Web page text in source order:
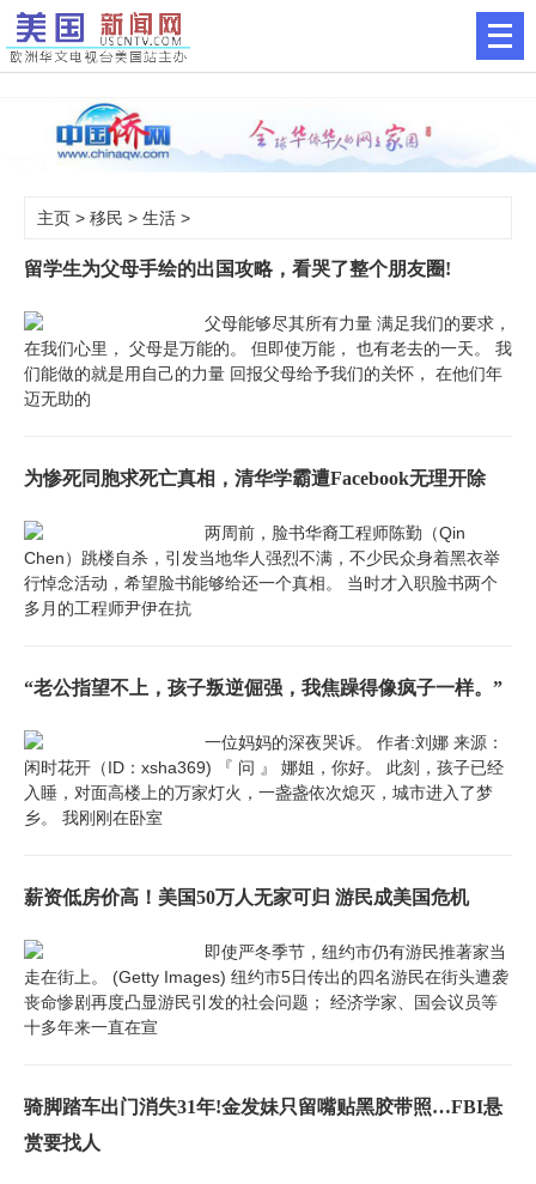
主页 > 移民 > 生活 >
留学生为父母手绘的出国攻略，看哭了整个朋友圈!
父母能够尽其所有力量 满足我们的要求，
在我们心里， 父母是万能的。 但即使万能， 也有老去的一天。 我
们能做的就是用自己的力量 回报父母给予我们的关怀， 在他们年
迈无助的
为惨死同胞求死亡真相，清华学霸遭Facebook无理开除
两周前，脸书华裔工程师陈勤（Qin
Chen）跳楼自杀，引发当地华人强烈不满，不少民众身着黑衣举
行悼念活动，希望脸书能够给还一个真相。 当时才入职脸书两个
多月的工程师尹伊在抗
“老公指望不上，孩子叛逆倔强，我焦躁得像疯子一样。”
一位妈妈的深夜哭诉。 作者:刘娜 来源：
闲时花开（ID：xsha369) 『 问 』 娜姐，你好。 此刻，孩子已经
入睡，对面高楼上的万家灯火，一盏盏依次熄灭，城市进入了梦
乡。 我刚刚在卧室
薪资低房价高！美国50万人无家可归 游民成美国危机
即使严冬季节，纽约市仍有游民推著家当
走在街上。 (Getty Images) 纽约市5日传出的四名游民在街头遭袭
丧命惨剧再度凸显游民引发的社会问题； 经济学家、国会议员等
十多年来一直在宣
骑脚踏车出门消失31年!金发妹只留嘴贴黑胶带照…FBI悬
赏要找人